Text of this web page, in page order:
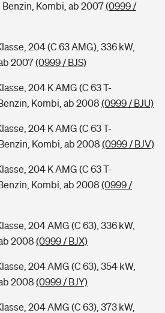
Benzin, Kombi, ab 2007(0999 /
204 (C 63 AMG), 336 kW,
2007(0999 / BJS)
204 K AMG (C 63 T-
Kombi, ab 2008 (0999 / BJU)
204 K AMG (C 63 T-
Kombi, ab 2008 (0999 / BJV)
204 K AMG (C 63 T-
Kombi, ab 2008 (0999 /
204 AMG (C 63), 336 kW,
2008 (0999 / BJX)
204 AMG (C 63), 354 kW,
2008 (0999 / BJY)
204 AMG (C 63), 373 kW,